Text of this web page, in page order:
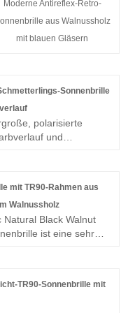
Moderne Antireflex-Retro-
aus Walnussholz
mit blauen Gläsern
Sonnenbrille
polarisierte
und
im Jahr 2026
mit UV400-Schutz
für einen
mit TR90-Rahmen aus
Walnussholz
Natural Black Walnut
ist eine sehr
Gläser mit
TR90-Sonnenbrille mit